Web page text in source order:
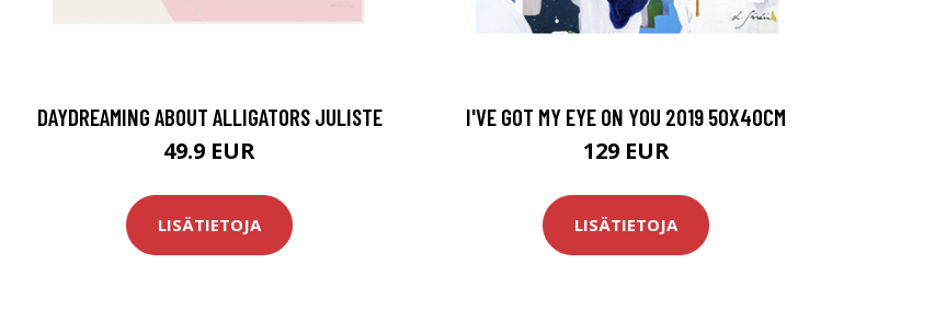
DAYDREAMING ABOUT ALLIGATORS JULISTE
49.9 EUR
LISÄTIETOJA
I'VE GOT MY EYE ON YOU 2019 50X40CM
129 EUR
LISÄTIETOJA